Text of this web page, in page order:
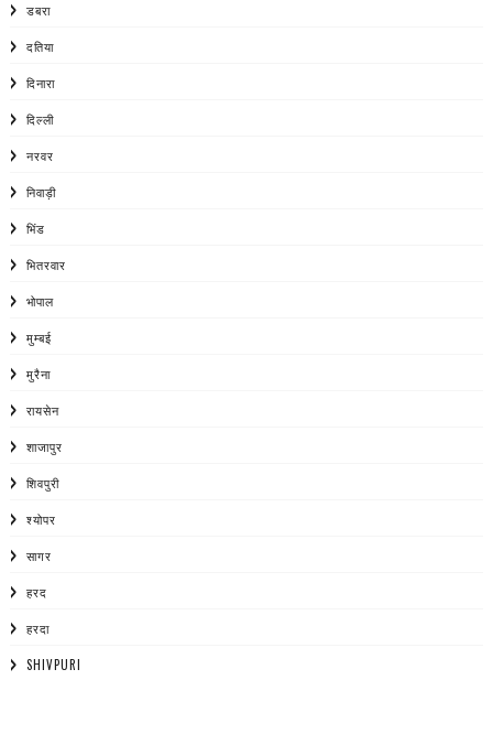
डबरा
दतिया
दिनारा
दिल्ली
नरवर
निवाड़ी
भिंड
भितरवार
भोपाल
मुम्बई
मुरैना
रायसेन
शाजापुर
शिवपुरी
श्योपर
सागर
हरद
हरदा
SHIVPURI